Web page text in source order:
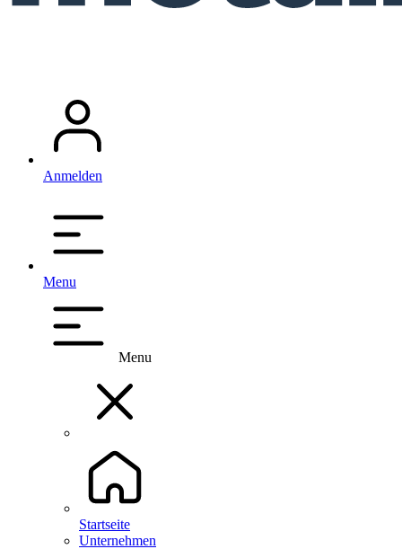
Anmelden
Menu
Menu
Startseite
Unternehmen